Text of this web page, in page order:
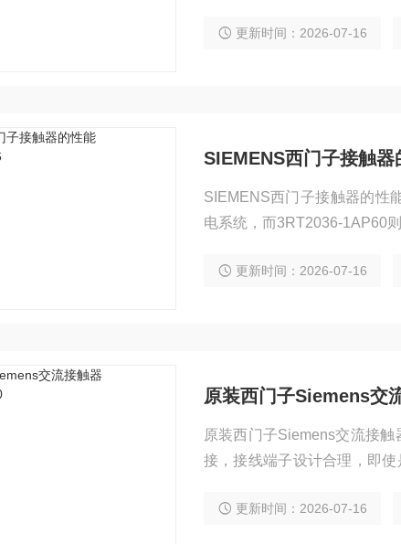
更新时间：2026-07-16
SIEMENS西门子接触
SIEMENS西门子接触器的性
电系统，而3RT2036-1AP60
更新时间：2026-07-16
原装西门子Siemens交
原装西门子Siemens交流接
接，接线端子设计合理，即
电磁感应原理：发生变化时
更新时间：2026-07-16